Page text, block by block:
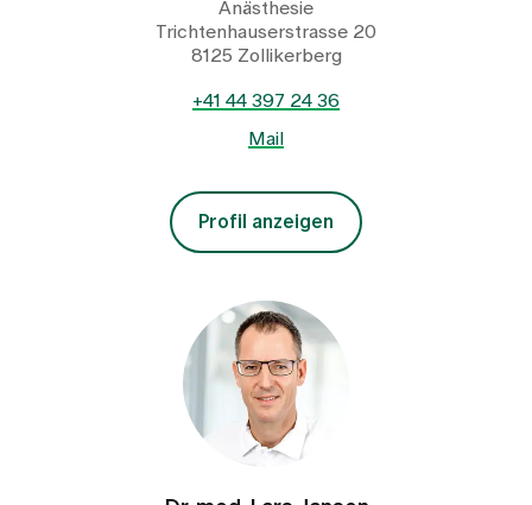
Anästhesie
Trichtenhauserstrasse 20
8125 Zollikerberg
+41 44 397 24 36
Mail
Profil anzeigen